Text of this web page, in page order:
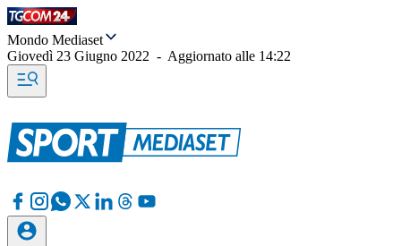
Mondo Mediaset
Giovedì 23 Giugno 2022 - Aggiornato alle 14:22